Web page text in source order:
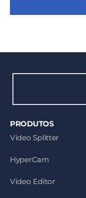
PRODUTOS
Video Splitter
HyperCam
Video Editor